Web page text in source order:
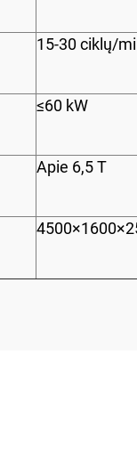
15-30 ciklų/
≤60 kW
Apie 6,5 T